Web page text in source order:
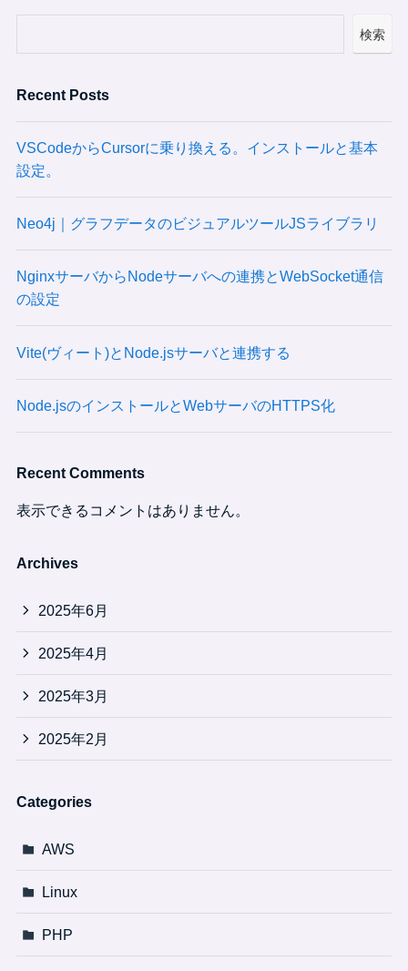
検索
Recent Posts
VSCodeからCursorに乗り換える。インストールと基本
設定。
Neo4j｜グラフデータのビジュアルツールJSライブラリ
NginxサーバからNodeサーバへの連携とWebSocket通信
の設定
Vite(ヴィート)とNode.jsサーバと連携する
Node.jsのインストールとWebサーバのHTTPS化
Recent Comments
表示できるコメントはありません。
Archives
2025年6月
2025年4月
2025年3月
2025年2月
Categories
AWS
Linux
PHP